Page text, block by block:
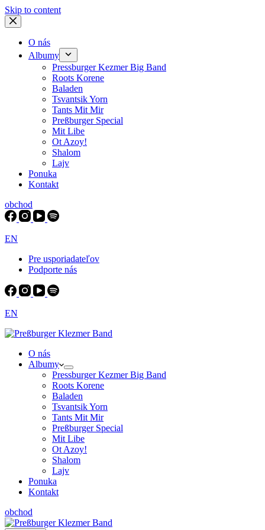
Skip to content
O nás
Albumy
Pressburger Kezmer Big Band
Roots Korene
Baladen
Tsvantsik Yorn
Tants Mit Mir
Preßburger Special
Mit Libe
Ot Azoy!
Shalom
Lajv
Ponuka
Kontakt
obchod
EN
Pre usporiadateľov
Podporte nás
EN
O nás
Albumy
Pressburger Kezmer Big Band
Roots Korene
Baladen
Tsvantsik Yorn
Tants Mit Mir
Preßburger Special
Mit Libe
Ot Azoy!
Shalom
Lajv
Ponuka
Kontakt
obchod